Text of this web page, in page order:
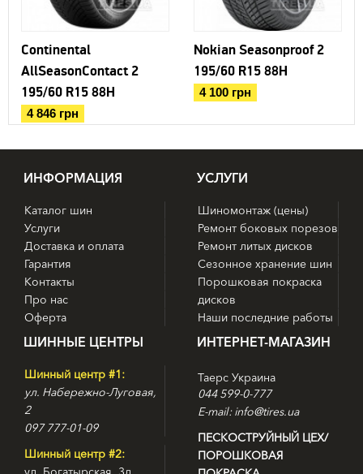
Continental
AllSeasonContact 2
195/60 R15 88H
4 846 грн
Nokian Seasonproof 2
195/60 R15 88H
4 100 грн
ИНФОРМАЦИЯ
Каталог шин
Услуги
Доставка и оплата
Гарантия
Контакты
Про нас
Оферта
УСЛУГИ
Шиномонтаж (цены)
Ремонт боковых порезов
Ремонт литых дисков
Сезонное хранение шин
Порошковая покраска
дисков
Наши последние работы
ШИННЫЕ ЦЕНТРЫ
Шинный центр #1:
ул. Набережно-Луговая,
2
097 777-01-09
Шинный центр #2:
ИНТЕРНЕТ-МАГАЗИН
Таерс Украина
044 599-0-777
E-mail: info@tires.ua
ПЕСКОСТРУЙНЫЙ ЦЕХ/
ПОРОШКОВАЯ